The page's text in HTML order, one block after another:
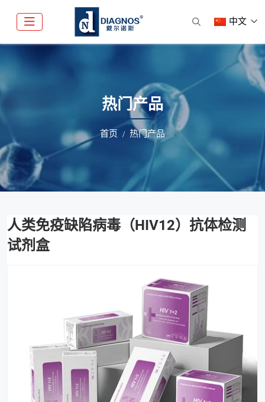
中文
热门产品
首页 热门产品
人类免疫缺陷病毒（HIV12）抗体检测
试剂盒